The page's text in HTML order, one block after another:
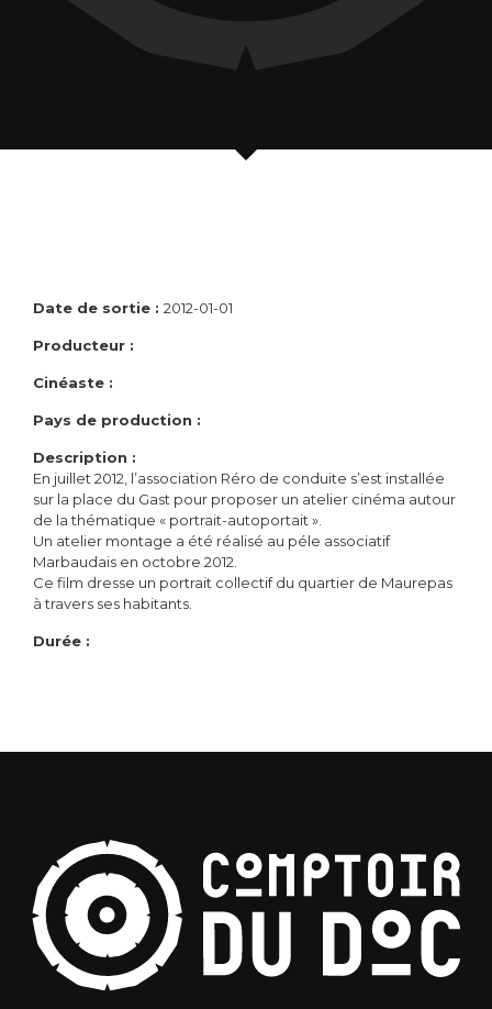
Date de sortie : 2012-01-01
Producteur :
Cinéaste :
Pays de production :
Description :
En juillet 2012, l’association Réro de conduite s’est installée
sur la place du Gast pour proposer un atelier cinéma autour
de la thématique « portrait-autoportait ».
Un atelier montage a été réalisé au péle associatif
Marbaudais en octobre 2012.
Ce film dresse un portrait collectif du quartier de Maurepas
à travers ses habitants.
Durée :